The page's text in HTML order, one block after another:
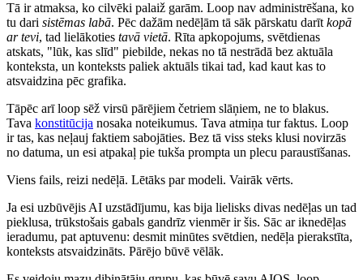
Tā ir atmaksa, ko cilvēki palaiž garām. Loop nav administrēšana, ko
tu dari sistēmas labā. Pēc dažām nedēļām tā sāk pārskatu darīt kopā
ar tevi, tad lielākoties tavā vietā. Rīta apkopojums, svētdienas
atskats, "lūk, kas slīd" piebilde, nekas no tā nestrādā bez aktuāla
konteksta, un konteksts paliek aktuāls tikai tad, kad kaut kas to
atsvaidzina pēc grafika.
Tāpēc arī loop sēž virsū pārējiem četriem slāņiem, ne to blakus.
Tava konstitūcija nosaka noteikumus. Tava atmiņa tur faktus. Loop
ir tas, kas neļauj faktiem sabojāties. Bez tā viss steks klusi novirzās
no datuma, un esi atpakaļ pie tukša prompta un plecu paraustīšanas.
Viens fails, reizi nedēļā. Lētāks par modeli. Vairāk vērts.
Ja esi uzbūvējis AI uzstādījumu, kas bija lielisks divas nedēļas un tad
pieklusa, trūkstošais gabals gandrīz vienmēr ir šis. Sāc ar iknedēļas
ieradumu, pat aptuvenu: desmit minūtes svētdien, nedēļa pierakstīta,
konteksts atsvaidzināts. Pārējo būvē vēlāk.